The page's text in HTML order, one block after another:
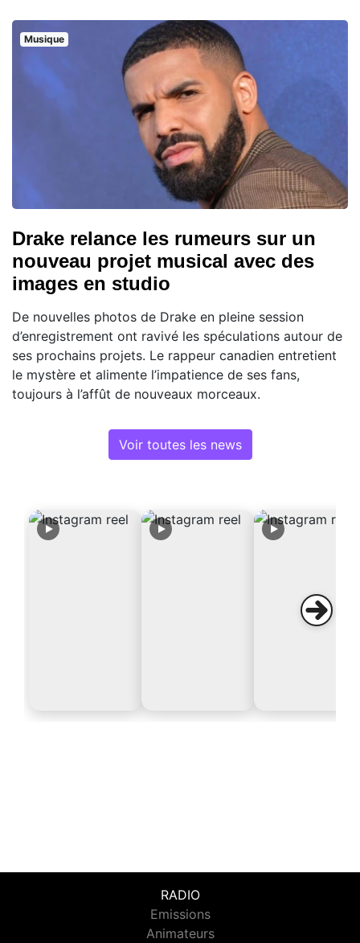
Musique
Drake relance les rumeurs sur un
nouveau projet musical avec des
images en studio
De nouvelles photos de Drake en pleine session
d’enregistrement ont ravivé les spéculations autour de
ses prochains projets. Le rappeur canadien entretient
le mystère et alimente l’impatience de ses fans,
toujours à l’affût de nouveaux morceaux.
Voir toutes les news
RADIO
Emissions
Animateurs